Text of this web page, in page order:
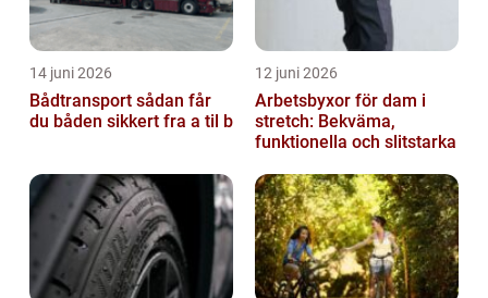
14 juni 2026
Bådtransport sådan får
du båden sikkert fra a til b
12 juni 2026
Arbetsbyxor för dam i
stretch: Bekväma,
funktionella och slitstarka